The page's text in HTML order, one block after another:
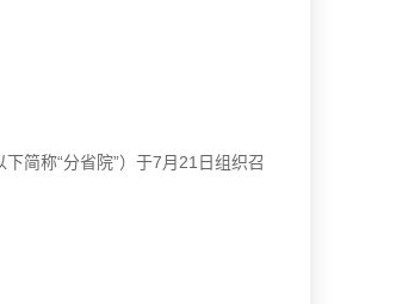
简称“分省院”）于7月21日组织召